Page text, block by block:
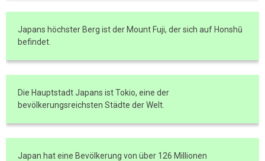
Japans höchster Berg ist der Mount Fuji, der sich auf Honshū
befindet.
Die Hauptstadt Japans ist Tokio, eine der
bevölkerungsreichsten Städte der Welt.
Japan hat eine Bevölkerung von über 126 Millionen